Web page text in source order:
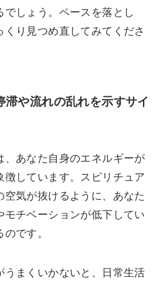
でしょう。ペースを落とし
くり見つめ直してみてくださ
滞や流れの乱れを示すサイ
、あなた自身のエネルギーが
徴しています。スピリチュア
空気が抜けるように、あなた
モチベーションが低下してい
です。
うまくいかないと、日常生活